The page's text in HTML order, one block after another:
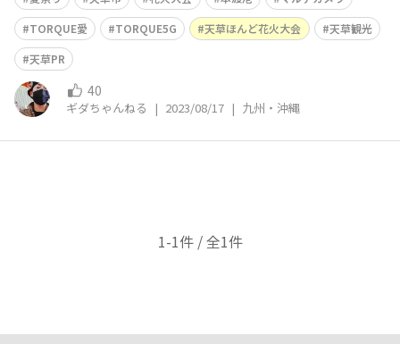
TORQUE愛
TORQUE5G 天草ほんど花火大会
天草観光
天草PR
40
ギダちゃんねる | 2023/08/17 | 九州・沖縄
1-1件 / 全1件